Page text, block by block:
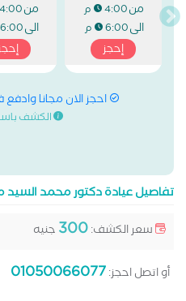
من4:00 م
الى6:00 م
إحجز
من4:00 م
الى6:00 م
احجز الان مجانا
الكشف
تفاصيل عيادة دكتور محمد السيد
سعر الكشف:300 جنيه
أو اتصل احجز:01050066077